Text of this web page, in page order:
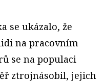
se ukázalo, že
na pracovním
se na populaci
ztrojnásobil, jejich